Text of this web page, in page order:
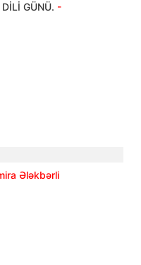
GÜNÜ. -
Ələkbərli